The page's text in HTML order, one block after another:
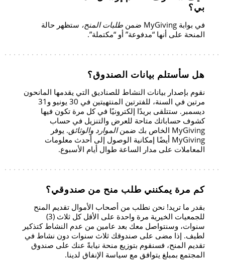
بي؟
في بوابة MyGiving ضمن طلبات المنح، ستظهر حالة
المنحة على أنها “مدفوعة” أو “مكتملة”.
هل سأستلم بيانات الصندوق؟
نقوم بإصدار بيانات النشاط للصناديق التي يقدمها المانحون
مرتين في السنة، للفترتين المنتهيتين في 30 يونيو و31
ديسمبر. ستتلقى بريدًا إلكترونيًا في كل مرة تكون فيها
كشوف حساباتك متاحة للعرض والتنزيل في حساب
MyGiving الخاص بك ضمن
الموارد والوثائق. يوفر
MyGiving أيضًا إمكانية الوصول إلى أحدث معلومات
المعاملات على مدار الساعة طوال أيام الأسبوع.
كم مرة يمكنني طلب منح من صندوقي؟
بقدر ما تريد! نحن نطلب من أصحاب الأموال تقديم المنح
للجمعيات الخيرية مرة واحدة على الأقل كل ثلاث (3)
سنوات، وسنتواصل معك بعد عامين من عدم النشاط كتذكير
لطيف. إذا مضى على صندوقك ثلاث سنوات دون نشاط في
تقديم المنح، فسنقوم بتوزيع منحة نيابةً عنك على صندوق
المجتمع بمبلغ يتوافق مع سياسة الإنفاق لدينا.